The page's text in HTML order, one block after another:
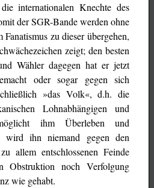
internationalen Knechte des
der SGR-Bande werden ohne
zu dieser übergehen,
zeigt; den besten
Wähler dagegen hat er jetzt
oder sogar gegen sich
»das Volk«, d.h. die
Lohnabhängigen und
ihm Überleben und
wird ihn niemand gegen den
allem entschlossenen Feinde
Obstruktion noch Verfolgung
wie gehabt.